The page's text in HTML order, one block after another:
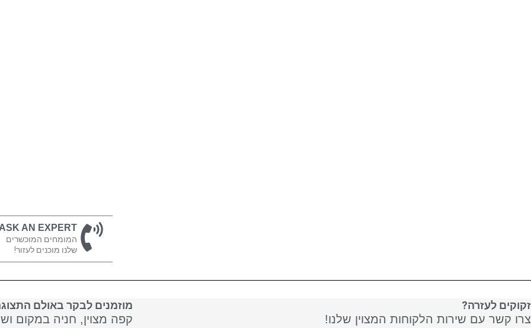
AN EXPERT
המומחים המוכשרים
שלנו מוכנים לעזור!
זקוקים לעזרה?
צרו קשר עם שירות הלקוחות המצוין שלנו!
מוזמנים לבקר באולם
קפה מצוין, חניה במקום